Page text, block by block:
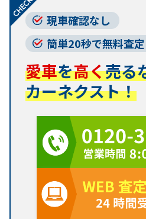
現車確認なし
簡単20秒で無料査定
愛車を高く売る
カーネクスト！